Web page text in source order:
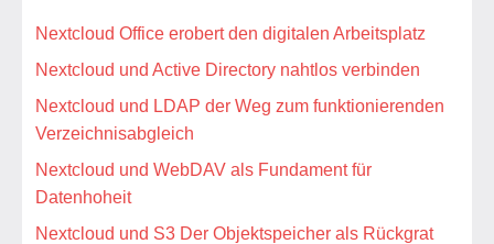
Nextcloud Office erobert den digitalen Arbeitsplatz
Nextcloud und Active Directory nahtlos verbinden
Nextcloud und LDAP der Weg zum funktionierenden
Verzeichnisabgleich
Nextcloud und WebDAV als Fundament für
Datenhoheit
Nextcloud und S3 Der Objektspeicher als Rückgrat